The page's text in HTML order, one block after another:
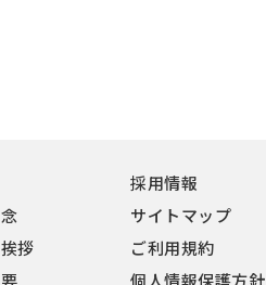
拶
採用情報
サイトマップ
ご利用規約
個人情報保護方針